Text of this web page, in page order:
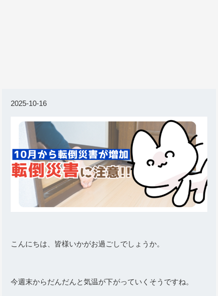
2025-10-16
こんにちは、皆様いかがお過ごしでしょうか。
今週末からだんだんと気温が下がっていくそうですね。